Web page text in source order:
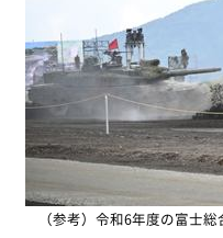
（参考）令和6年度の富士